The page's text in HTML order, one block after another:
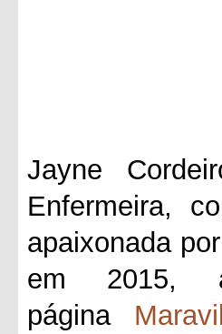
Jayne
Enfermeira,
apaixonada
em 2015,
página